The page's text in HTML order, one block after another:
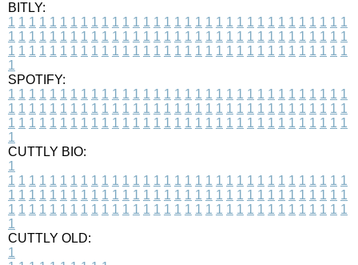
BITLY:
1 1 1 1 1 1 1 1 1 1 1 1 1 1 1 1 1 1 1 1 1 1 1 1 1 1 1 1 1 1 1 1 1
1 1 1 1 1 1 1 1 1 1 1 1 1 1 1 1 1 1 1 1 1 1 1 1 1 1 1 1 1 1 1 1 1
1 1 1 1 1 1 1 1 1 1 1 1 1 1 1 1 1 1 1 1 1 1 1 1 1 1 1 1 1 1 1 1 1
1
SPOTIFY:
1 1 1 1 1 1 1 1 1 1 1 1 1 1 1 1 1 1 1 1 1 1 1 1 1 1 1 1 1 1 1 1 1
1 1 1 1 1 1 1 1 1 1 1 1 1 1 1 1 1 1 1 1 1 1 1 1 1 1 1 1 1 1 1 1 1
1 1 1 1 1 1 1 1 1 1 1 1 1 1 1 1 1 1 1 1 1 1 1 1 1 1 1 1 1 1 1 1 1
1
CUTTLY BIO:
1
1 1 1 1 1 1 1 1 1 1 1 1 1 1 1 1 1 1 1 1 1 1 1 1 1 1 1 1 1 1 1 1 1
1 1 1 1 1 1 1 1 1 1 1 1 1 1 1 1 1 1 1 1 1 1 1 1 1 1 1 1 1 1 1 1 1
1 1 1 1 1 1 1 1 1 1 1 1 1 1 1 1 1 1 1 1 1 1 1 1 1 1 1 1 1 1 1 1 1
1
CUTTLY OLD:
1